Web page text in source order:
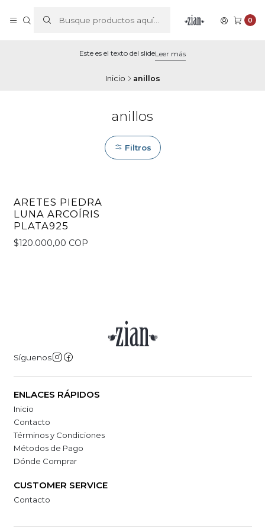
0
Este es el texto del slideLeer más
Inicio anillos
anillos
Filtros
ARETES PIEDRA
LUNA ARCOÍRIS
PLATA925
$120.000,00 COP
Síguenos
ENLACES RÁPIDOS
Inicio
Contacto
Términos y Condiciones
Métodos de Pago
Dónde Comprar
CUSTOMER SERVICE
Contacto